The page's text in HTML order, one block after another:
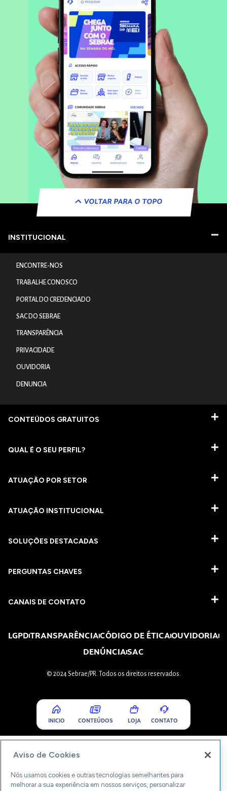
VOLTAR PARA O TOPO
INSTITUCIONAL
ENCONTRE-NOS
TRABALHE CONOSCO
PORTAL DO CREDENCIADO
SAC DO SEBRAE
TRANSPARÊNCIA
PRIVACIDADE
OUVIDORIA
DENUNCIA
CONTEÚDOS GRATUITOS
QUAL É O SEU PERFIL?
ATUAÇÃO POR SETOR
ATUAÇÃO INSTITUCIONAL
SOLUÇÕES DESTACADAS
PERGUNTAS CHAVES​
CANAIS DE CONTATO
LGPDTRANSPARÊNCIACÓDIGO DE ÉTICAOUVIDORIA
DENÚNCIASAC
© 2024 Sebrae/PR. Todos os direitos reservados.
INICIO CONTEÚDOS LOJA CONTATO
Aviso de Cookies
Nós usamos cookies e outras tecnologias semelhantes para
melhorar a sua experiência em nossos serviços, personalizar